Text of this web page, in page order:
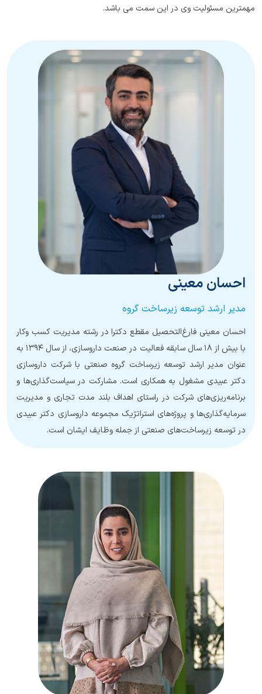
مهمترین مسئولیت وی در این سمت می باشد.
احسان معینی
مدیر ارشد توسعه زیرساخت گروه
احسان معینی فارغ‌التحصیل مقطع دکترا در رشته مدیریت کسب و‌کار
با بیش از ۱۸ سال سابقه فعالیت در صنعت داروسازی، از سال ۱۳۹۴ به
عنوان مدیر ارشد توسعه زیرساخت گروه صنعتی با شرکت داروسازی
دکتر عبیدی مشغول به همکاری است. مشارکت در سیاست‌گذاری‌ها و
برنامه‌ریزی‌های شرکت در راستای اهداف بلند مدت تجاری و مدیریت
سرمایه‌گذاری‌ها و پروژه‌های استراتژیک مجموعه داروسازی دکتر عبیدی
در توسعه زیرساخت‌های صنعتی از جمله وظایف ایشان است.